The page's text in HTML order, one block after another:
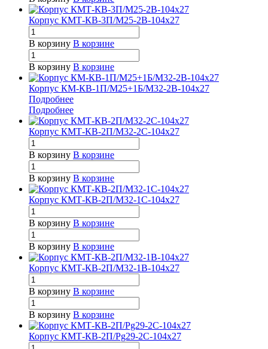
Корпус КМТ-КВ-3П/М25-2В-104х27
В корзину В корзине
В корзину В корзине
Корпус КМ-КВ-1П/М25+1Б/М32-2В-104х27
Подробнее
Подробнее
Корпус КМТ-КВ-2П/М32-2С-104х27
В корзину В корзине
В корзину В корзине
Корпус КМТ-КВ-2П/М32-1С-104х27
В корзину В корзине
В корзину В корзине
Корпус КМТ-КВ-2П/М32-1В-104х27
В корзину В корзине
В корзину В корзине
Корпус КМТ-КВ-2П/Pg29-2С-104х27